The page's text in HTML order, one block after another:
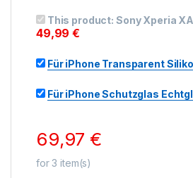
This product: Sony Xperia
49,99€
Für iPhone Transparent
Für iPhone Schutzglas
69,97€
for3 item(s)